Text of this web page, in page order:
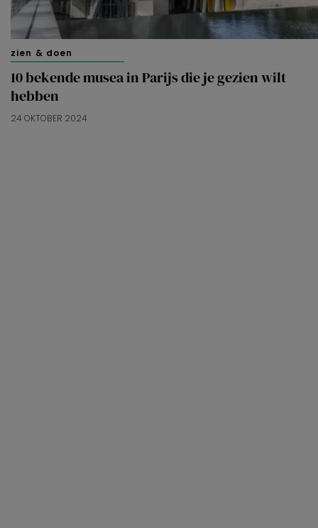
zien & doen
10 bekende musea in Parijs die je gezien wilt
hebben
24 OKTOBER 2024